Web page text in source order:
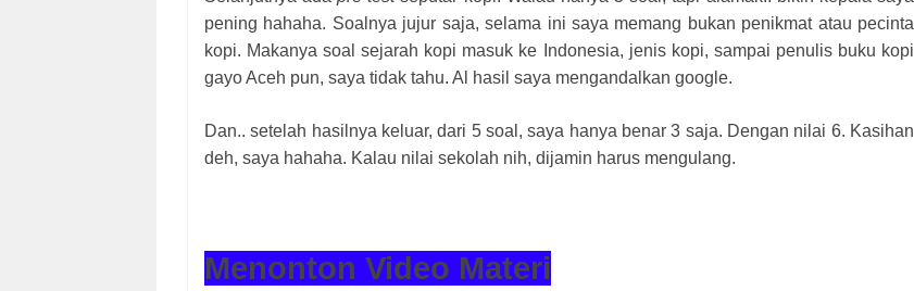
pening hahaha. Soalnya jujur saja, selama ini saya memang bukan penikmat atau pecinta
kopi. Makanya soal sejarah kopi masuk ke Indonesia, jenis kopi, sampai penulis buku kopi
gayo Aceh pun, saya tidak tahu. Al hasil saya mengandalkan google.
Dan.. setelah hasilnya keluar, dari 5 soal, saya hanya benar 3 saja. Dengan nilai 6. Kasihan
deh, saya hahaha. Kalau nilai sekolah nih, dijamin harus mengulang.
Menonton Video Materi